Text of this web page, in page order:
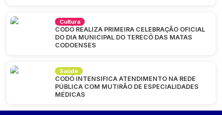
Cultura
CODÓ REALIZA PRIMEIRA CELEBRAÇÃO OFICIAL
DO DIA MUNICIPAL DO TERECÔ DAS MATAS
CODOENSES
Saúde
CODÓ INTENSIFICA ATENDIMENTO NA REDE
PÚBLICA COM MUTIRÃO DE ESPECIALIDADES
MÉDICAS